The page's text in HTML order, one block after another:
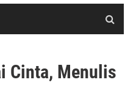
Cinta, Menulis